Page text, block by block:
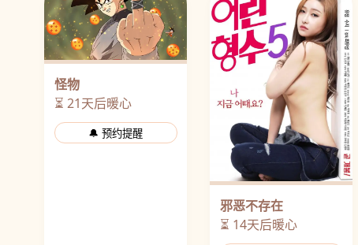
怪物
⏳ 21天后暖心
🔔 预约提醒
邪恶不存在
⏳ 14天后暖心